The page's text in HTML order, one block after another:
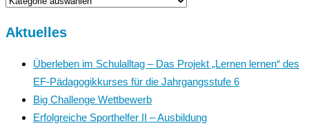
Aktuelles
Überleben im Schulalltag – Das Projekt „Lernen lernen“ des
EF-Pädagogikkurses für die Jahrgangsstufe 6
Big Challenge Wettbewerb
Erfolgreiche Sporthelfer II – Ausbildung